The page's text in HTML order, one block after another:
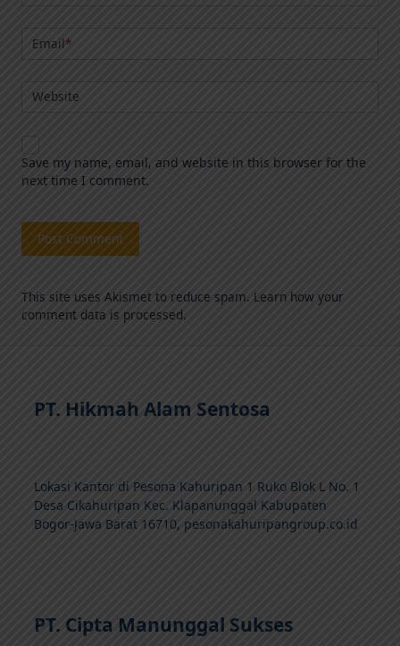
Email*
Website
Save my name, email, and website in this browser for the
next time I comment.
This site uses Akismet to reduce spam. Learn how your
comment data is processed.
PT. Hikmah Alam Sentosa
Lokasi Kantor di Pesona Kahuripan 1 Ruko Blok L No. 1
Desa Cikahuripan Kec. Klapanunggal Kabupaten
Bogor-Jawa Barat 16710, pesonakahuripangroup.co.id
PT. Cipta Manunggal Sukses